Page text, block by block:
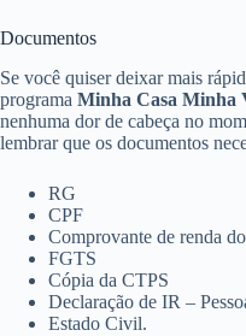
Documentos
Se você quiser deixar mais
programa Minha Casa Minha
nenhuma dor de cabeça no
lembrar que os documentos
RG
CPF
Comprovante de renda
FGTS
Cópia da CTPS
Declaração de IR –
Estado Civil.